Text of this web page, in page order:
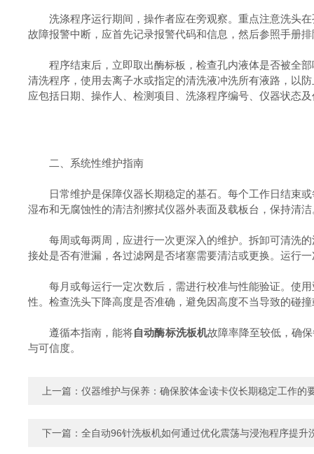
洗涤程序运行期间，操作者应在旁观察。重点注意洗头在
故障报警中断，应首先记录报警代码和信息，然后参照手册
程序结束后，立即取出酶标板，检查孔内液体是否被全部
清洗程序，使用去离子水或指定的清洗液冲洗所有液路，以
应包括日期、操作人、检测项目、洗涤程序编号、仪器状态
二、系统性维护指南
日常维护是保障仪器长期稳定的基石。每个工作日结束或
湿布和无腐蚀性的清洁剂擦拭仪器外表面及载板台，保持清
每周或每两周，应进行一次更深入的维护。拆卸可清洗的
接处是否有泄漏，各过滤网是否堵塞需要清洁或更换。运行
每月或每运行一定次数后，需进行校准与性能验证。使用
性。检查洗头下降高度是否准确，避免因高度不当导致的碰
遵循本指南，能将自动酶标洗板机故障率降至较低，确
与可信度。
上一篇： 仪器维护与保养：确保胶体金读卡仪长期稳定工作的
下一篇： 全自动96针洗板机如何通过优化震荡与浸泡程序提升